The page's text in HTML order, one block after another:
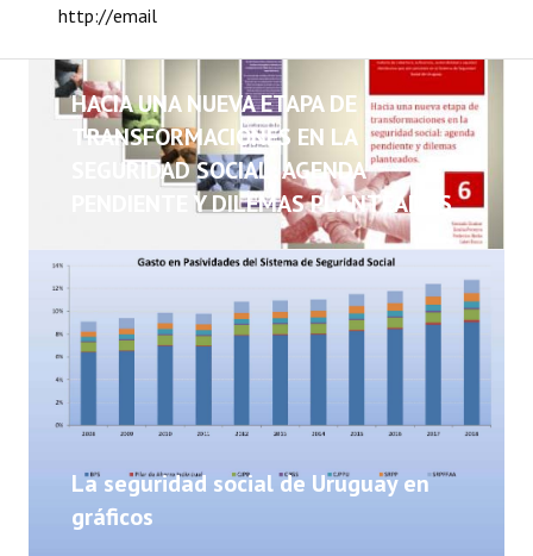
http://email
INSTITUCIONAL
NOTICIAS
HACIA UNA NUEVA ETAPA DE
TRANSFORMACIONES EN LA
SEGURIDAD SOCIAL: AGENDA
PENDIENTE Y DILEMAS PLANTEADOS
La seguridad social de Uruguay en
gráficos